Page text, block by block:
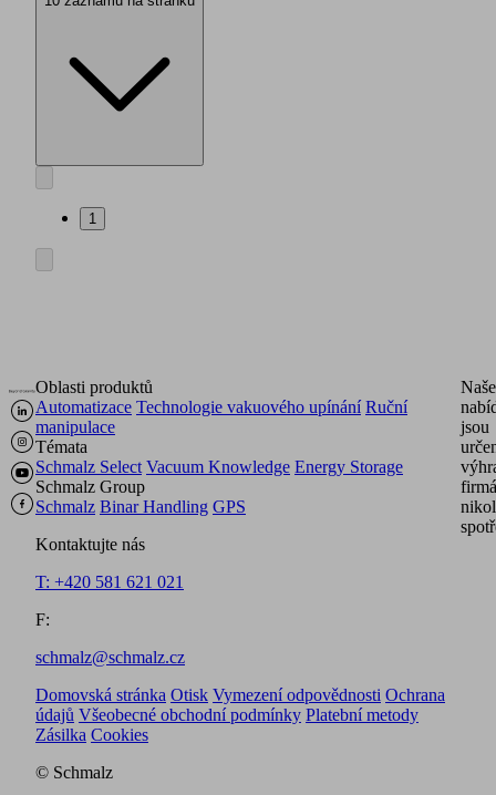
1
Oblasti produktů
Automatizace Technologie vakuového upínání Ruční
manipulace
Témata
Schmalz Select Vacuum Knowledge Energy Storage
Schmalz Group
Schmalz Binar Handling GPS
Kontaktujte nás
T: +420 581 621 021
F:
schmalz@schmalz.cz
Naše
jsou
Domovská stránka Otisk Vymezení odpovědnosti Ochrana
údajů Všeobecné obchodní podmínky Platební metody
Zásilka Cookies
© Schmalz